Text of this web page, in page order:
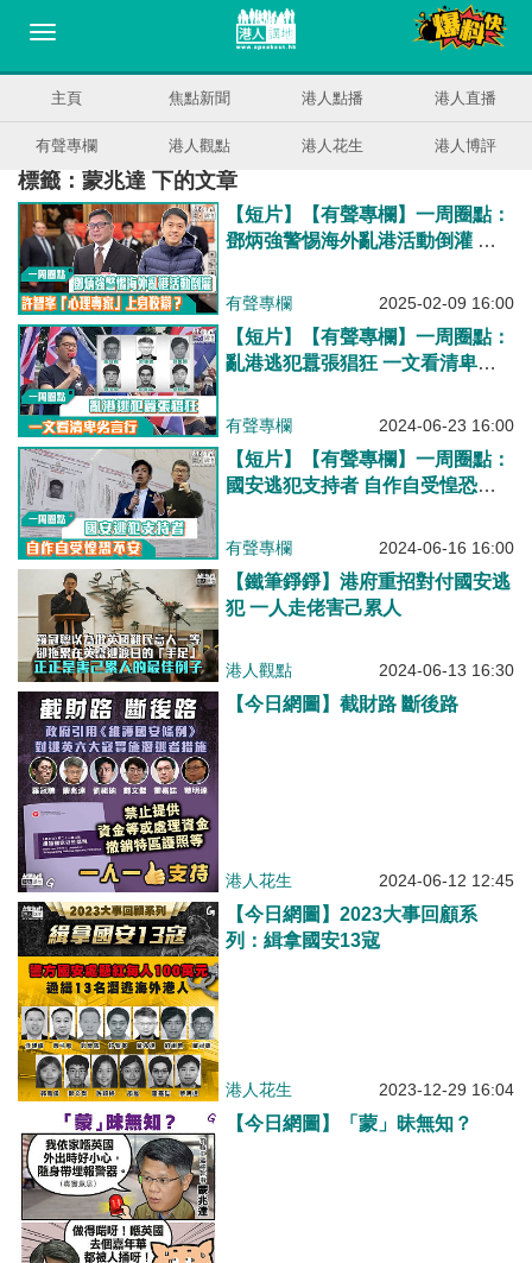
主頁 焦點新聞 港人點播 港人直播
有聲專欄 港人觀點 港人花生 港人博評
標籤：蒙兆達 下的文章
【短片】【有聲專欄】一周圈點：
鄧炳強警惕海外亂港活動倒灌 許
有聲專欄 2025-02-09 16:00
【短片】【有聲專欄】一周圈點：
亂港逃犯囂張猖狂 一文看清卑劣
有聲專欄 2024-06-23 16:00
【短片】【有聲專欄】一周圈點：
國安逃犯支持者 自作自受惶恐不
有聲專欄 2024-06-16 16:00
【鐵筆錚錚】港府重招對付國安逃
犯 一人走佬害己累人
港人觀點 2024-06-13 16:30
【今日網圖】截財路 斷後路
港人花生 2024-06-12 12:45
【今日網圖】2023大事回顧系
列：緝拿國安13寇
港人花生 2023-12-29 16:04
【今日網圖】「蒙」昧無知？